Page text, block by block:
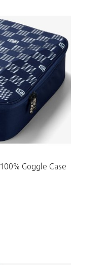
Goggle Case